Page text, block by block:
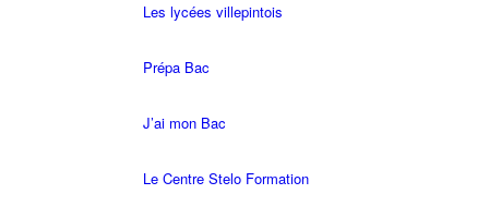
Les lycées villepintois
Prépa Bac
J’ai mon Bac
Le Centre Stelo Formation